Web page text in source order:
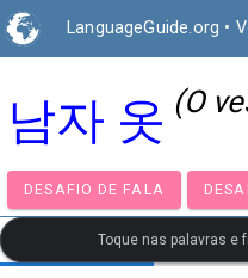
LanguageGuide.org •
남자 옷 (O
DESAFIO DE FALA
Toque nas palavras e